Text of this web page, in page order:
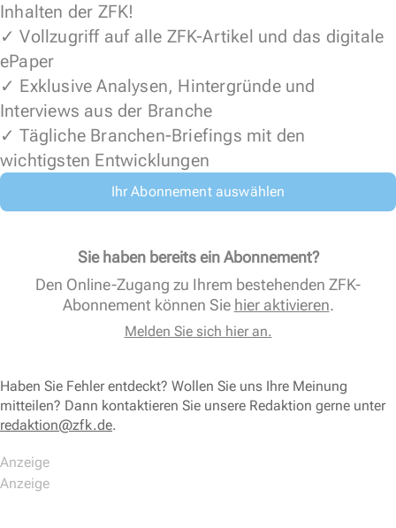
Inhalten der ZFK!
✓ Vollzugriff auf alle ZFK-Artikel und das digitale
ePaper
✓ Exklusive Analysen, Hintergründe und
Interviews aus der Branche
✓ Tägliche Branchen-Briefings mit den
wichtigsten Entwicklungen
Ihr Abonnement auswählen
Sie haben bereits ein Abonnement?
Den Online-Zugang zu Ihrem bestehenden ZFK-
Abonnement können Sie hier aktivieren.
Melden Sie sich hier an.
Haben Sie Fehler entdeckt? Wollen Sie uns Ihre Meinung
mitteilen? Dann kontaktieren Sie unsere Redaktion gerne unter
redaktion@zfk.de.